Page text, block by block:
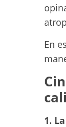
En
1.